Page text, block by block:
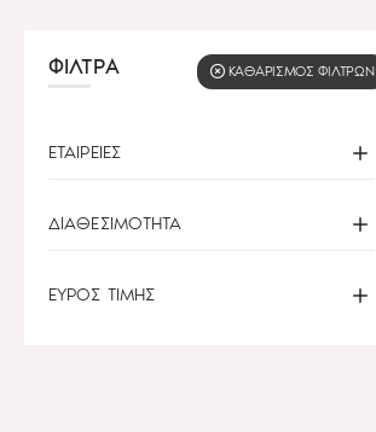
ΦΙΛΤΡΑ KΑΘΑΡΙΣΜΌΣ ΦΊΛΤΡΩΝ
ΕΤΑΙΡΕΙΕΣ
ΔΙΑΘΕΣΙΜΟΤΗΤΑ
ΕΥΡΟΣ ΤΙΜΗΣ